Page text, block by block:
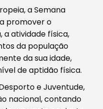
a Semana
promover o
a atividade física,
da população
da sua idade,
de aptidão física.
e Juventude,
nacional, contando